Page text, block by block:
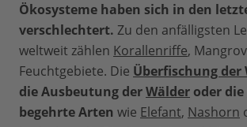
Ökosysteme haben sich in den
verschlechtert. Zu den anfälligsten
weltweit zählen Korallenriffe,
Feuchtgebiete. Die Überfischung der
die Ausbeutung derWälder oder die
begehrte Arten wie Elefant, Nashorn